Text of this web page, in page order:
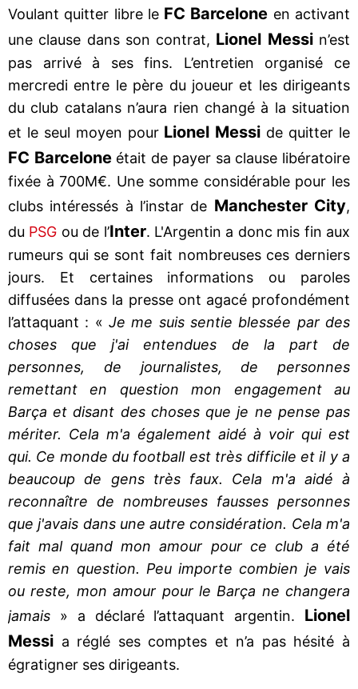
Voulant quitter libre le FC Barcelone en activant
une clause dans son contrat, Lionel Messin’est
pas arrivé à ses fins. L’entretien organisé ce
mercredi entre le père du joueur et les dirigeants
du club catalans n’aura rien changé à la situation
et le seul moyen pour Lionel Messi de quitter le
FC Barceloneétait de payer sa clause libératoire
fixée à 700M€. Une somme considérable pour les
clubs intéressés à l’instar de Manchester City,
du PSG ou de l’Inter. L'Argentin a donc mis fin aux
rumeurs qui se sont fait nombreuses ces derniers
jours. Et certaines informations ou paroles
diffusées dans la presse ont agacé profondément
l’attaquant : « Je me suis sentie blessée par des
choses que j'ai entendues de la part de
personnes, de journalistes, de personnes
remettant en question mon engagement au
Barça et disant des choses que je ne pense pas
mériter. Cela m'a également aidé à voir qui est
qui. Ce monde du football est très difficile et il y a
beaucoup de gens très faux. Cela m'a aidé à
reconnaître de nombreuses fausses personnes
que j'avais dans une autre considération. Cela m'a
fait mal quand mon amour pour ce club a été
remis en question. Peu importe combien je vais
ou reste, mon amour pour le Barça ne changera
jamais » a déclaré l’attaquant argentin. Lionel
Messi a réglé ses comptes et n’a pas hésité à
égratigner ses dirigeants.